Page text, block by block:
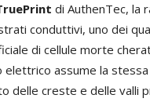
di AuthenTec, la
conduttivi, uno dei
di cellule morte
elettrico assume la
delle creste e delle valli